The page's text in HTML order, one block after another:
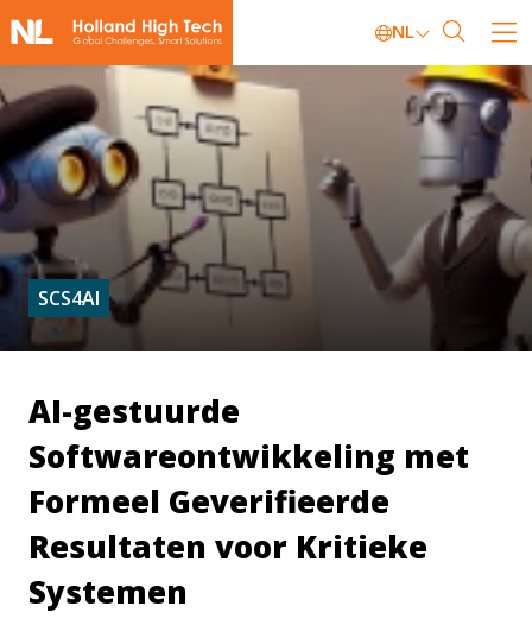
NL
SCS4AI
AI-gestuurde
Softwareontwikkeling met
Formeel Geverifieerde
Resultaten voor Kritieke
Systemen